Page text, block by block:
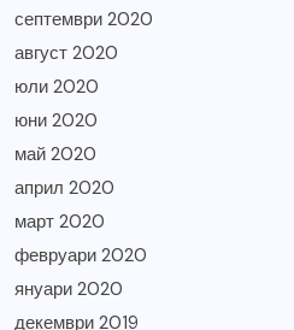
септември 2020
август 2020
юли 2020
юни 2020
май 2020
април 2020
март 2020
февруари 2020
януари 2020
декември 2019